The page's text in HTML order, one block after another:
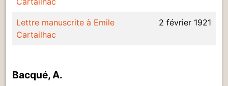
Lettre manuscrite à Emile
Cartailhac
2 février 1921
Bacqué, A.